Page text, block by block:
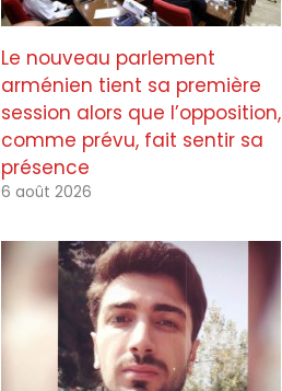
Le nouveau parlement
arménien tient sa première
session alors que l’opposition,
comme prévu, fait sentir sa
présence
6 août 2026